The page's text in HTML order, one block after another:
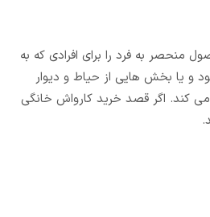
منحصر به فرد را برای افرادی که به
و یا بخش هایی از حیاط و دیوار
کند. اگر قصد خرید کارواش خانگی